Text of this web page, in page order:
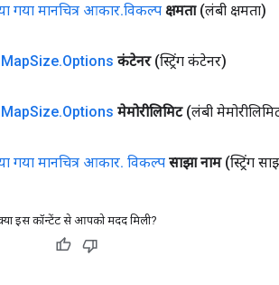
गया मानचित्र आकार.विकल्प क्षमता (लंबी क्षमता)
MapSize.Options कंटेनर (स्ट्रिंग कंटेनर)
MapSize.Options मेमोरीलिमिट (लंबी
गया मानचित्र आकार. विकल्प साझा नाम (स्ट्रिंग
इस कॉन्टेंट से आपको मदद मिली?